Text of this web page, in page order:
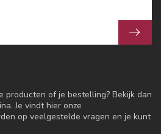
producten of je bestelling? Bekijk dan
Je vindt hier onze
op veelgestelde vragen en je kunt